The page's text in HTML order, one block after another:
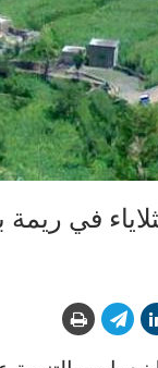
في ريمة